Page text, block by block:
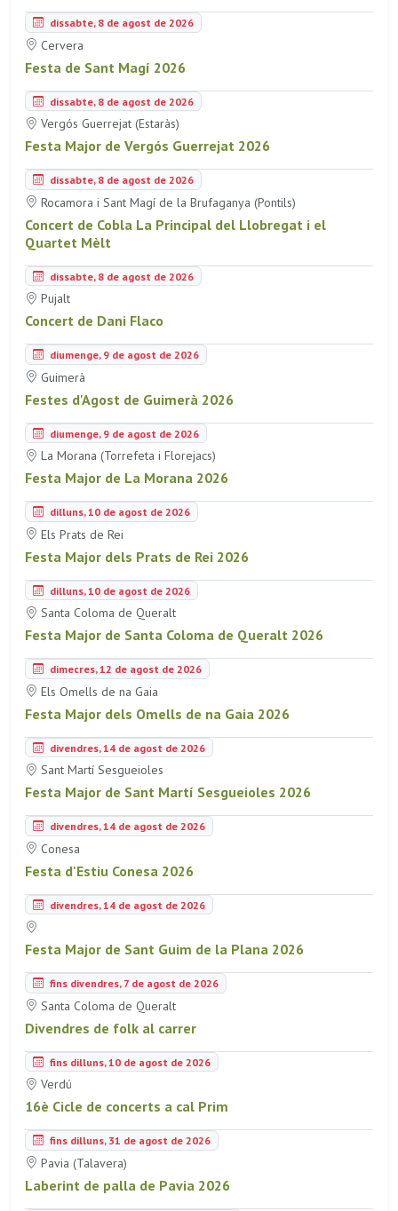
dissabte, 8 de agost de 2026
Cervera
Festa de Sant Magí 2026
dissabte, 8 de agost de 2026
Vergós Guerrejat (Estaràs)
Festa Major de Vergós Guerrejat 2026
dissabte, 8 de agost de 2026
Rocamora i Sant Magí de la Brufaganya (Pontils)
Concert de Cobla La Principal del Llobregat i el
Quartet Mèlt
dissabte, 8 de agost de 2026
Pujalt
Concert de Dani Flaco
diumenge, 9 de agost de 2026
Guimerà
Festes d'Agost de Guimerà 2026
diumenge, 9 de agost de 2026
La Morana (Torrefeta i Florejacs)
Festa Major de La Morana 2026
dilluns, 10 de agost de 2026
Els Prats de Rei
Festa Major dels Prats de Rei 2026
dilluns, 10 de agost de 2026
Santa Coloma de Queralt
Festa Major de Santa Coloma de Queralt 2026
dimecres, 12 de agost de 2026
Els Omells de na Gaia
Festa Major dels Omells de na Gaia 2026
divendres, 14 de agost de 2026
Sant Martí Sesgueioles
Festa Major de Sant Martí Sesgueioles 2026
divendres, 14 de agost de 2026
Conesa
Festa d'Estiu Conesa 2026
divendres, 14 de agost de 2026
Festa Major de Sant Guim de la Plana 2026
fins divendres, 7 de agost de 2026
Santa Coloma de Queralt
Divendres de folk al carrer
fins dilluns, 10 de agost de 2026
Verdú
16è Cicle de concerts a cal Prim
fins dilluns, 31 de agost de 2026
Pavia (Talavera)
Laberint de palla de Pavia 2026